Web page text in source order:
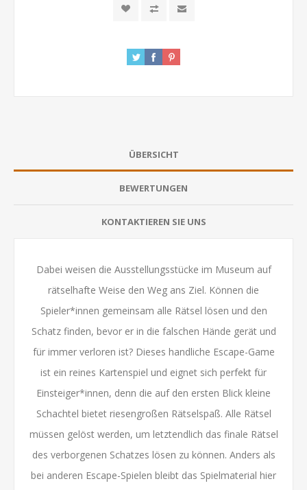
ÜBERSICHT
BEWERTUNGEN
KONTAKTIEREN SIE UNS
Dabei weisen die Ausstellungsstücke im Museum auf
rätselhafte Weise den Weg ans Ziel. Können die
Spieler*innen gemeinsam alle Rätsel lösen und den
Schatz finden, bevor er in die falschen Hände gerät und
für immer verloren ist? Dieses handliche Escape-Game
ist ein reines Kartenspiel und eignet sich perfekt für
Einsteiger*innen, denn die auf den ersten Blick kleine
Schachtel bietet riesengroßen Rätselspaß. Alle Rätsel
müssen gelöst werden, um letztendlich das finale Rätsel
des verborgenen Schatzes lösen zu können. Anders als
bei anderen Escape-Spielen bleibt das Spielmaterial hier